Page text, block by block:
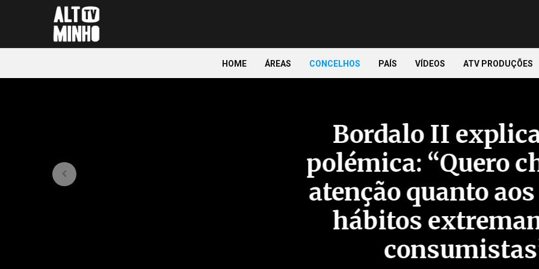
HOME ÁREAS CONCELHOS PAÍS VÍDEOS ATV PRODUÇÕES
Bordalo II explica obra
polémica: “Quero
atenção quanto aos
hábitos extremamente
consumistas”